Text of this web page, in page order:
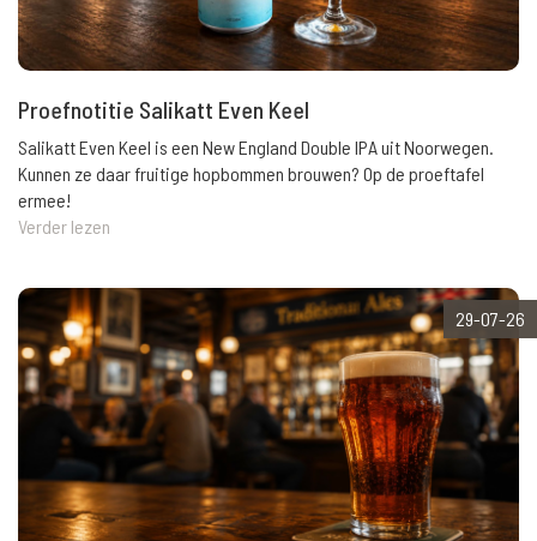
Proefnotitie Salikatt Even Keel
Salikatt Even Keel is een New England Double IPA uit Noorwegen.
Kunnen ze daar fruitige hopbommen brouwen? Op de proeftafel
ermee!
Verder lezen
29-07-26